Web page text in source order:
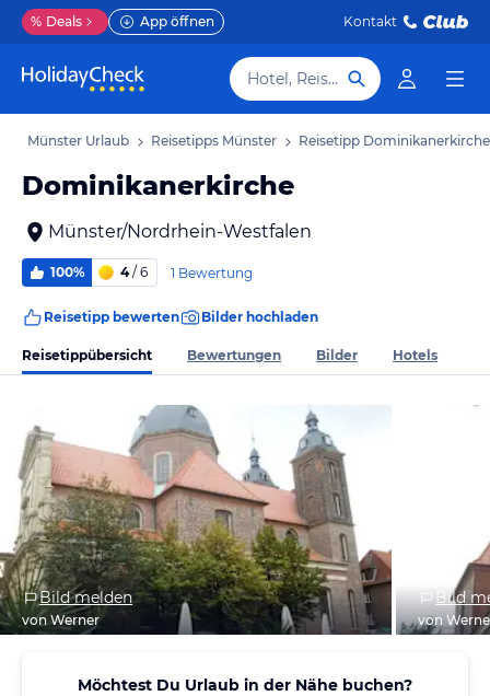
% Deals App öffnen Kontakt
Hotel, Reiseziel
Münster Urlaub Reisetipps Münster Reisetipp Dominikanerkirche
Dominikanerkirche
Münster/Nordrhein-Westfalen
100% 4/ 6 1 Bewertung
Reisetipp bewerten Bilder hochladen
Reisetippübersicht Bewertungen Bilder Hotels
Bild melden
von Werner
Bild
von
Möchtest Du Urlaub in der Nähe buchen?